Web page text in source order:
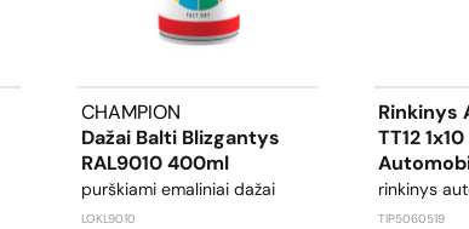
CHAMPION
Dažai Balti Blizgantys
RAL9010 400ml
purškiami emaliniai dažai
LOKL9010
Rinkinys
TT12
rinkinys
TIP5060519